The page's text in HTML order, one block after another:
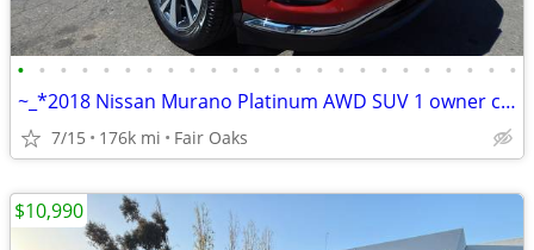
• • • • • • • • • • • • • • • • • • • • • • • •
~_*2018 Nissan Murano Platinum AWD SUV 1 owner clean title LIKE NEW~_*
7/15 176k mi Fair Oaks
$10,990